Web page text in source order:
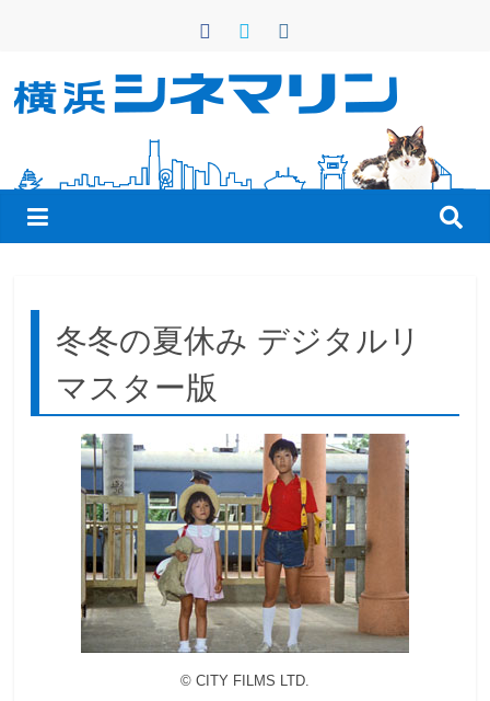
ン
横
浜
シ
ネ
マ
リ
冬冬の夏休み デジタルリ
マスター版
©︎ CITY FILMS LTD.